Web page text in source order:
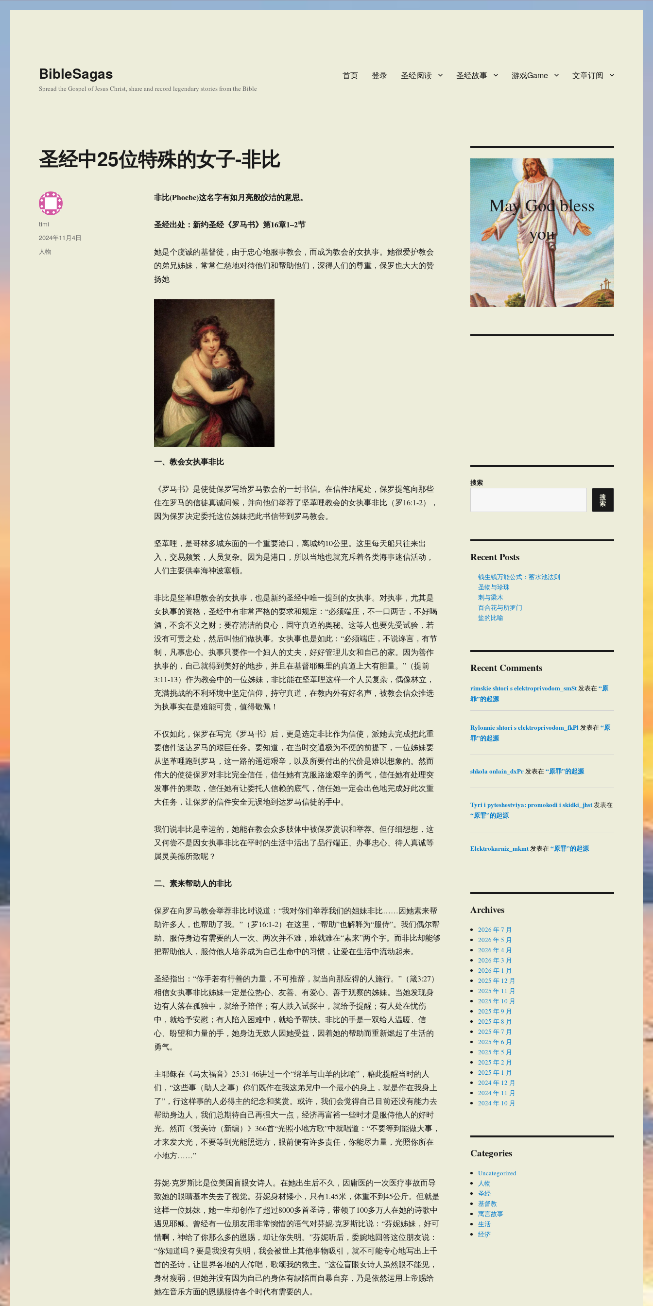
BibleSagas
Spread the Gospel of Jesus Christ, share and record legendary stories from the Bible
首页 登录 圣经阅读 圣经故事 游戏Game 文章订阅
圣经中25位特殊的女子-非比
非比(Phoebe)这名字有如月亮般皎洁的意思。
圣经出处：新约圣经《罗马书》第16章1–2节
她是个虔诚的基督徒，由于忠心地服事教会，而成为教会的女执事。她很爱护教会
的弟兄姊妹，常常仁慈地对待他们和帮助他们，深得人们的尊重，保罗也大大的赞
扬她
一、教会女执事非比
《罗马书》是使徒保罗写给罗马教会的一封书信。在信件结尾处，保罗提笔向那些
住在罗马的信徒真诚问候，并向他们举荐了坚革哩教会的女执事非比（罗16:1-2），
因为保罗决定委托这位姊妹把此书信带到罗马教会。
坚革哩，是哥林多城东面的一个重要港口，离城约10公里。这里每天船只往来出
入，交易频繁，人员复杂。因为是港口，所以当地也就充斥着各类海事迷信活动，
人们主要供奉海神波塞顿。
非比是坚革哩教会的女执事，也是新约圣经中唯一提到的女执事。对执事，尤其是
女执事的资格，圣经中有非常严格的要求和规定：“必须端庄，不一口两舌，不好喝
酒，不贪不义之财；要存清洁的良心，固守真道的奥秘。这等人也要先受试验，若
没有可责之处，然后叫他们做执事。女执事也是如此：“必须端庄，不说谗言，有节
制，凡事忠心。执事只要作一个妇人的丈夫，好好管理儿女和自己的家。因为善作
执事的，自己就得到美好的地步，并且在基督耶稣里的真道上大有胆量。”（提前
3:11-13）作为教会中的一位姊妹，非比能在坚革哩这样一个人员复杂，偶像林立，
充满挑战的不利环境中坚定信仰，持守真道，在教内外有好名声，被教会信众推选
为执事实在是难能可贵，值得敬佩！
不仅如此，保罗在写完《罗马书》后，更是选定非比作为信使，派她去完成把此重
要信件送达罗马的艰巨任务。要知道，在当时交通极为不便的前提下，一位姊妹要
从坚革哩跑到罗马，这一路的遥远艰辛，以及所要付出的代价是难以想象的。然而
伟大的使徒保罗对非比完全信任，信任她有克服路途艰辛的勇气，信任她有处理突
发事件的果敢，信任她有让委托人信赖的底气，信任她一定会出色地完成好此次重
大任务，让保罗的信件安全无误地到达罗马信徒的手中。
我们说非比是幸运的，她能在教会众多肢体中被保罗赏识和举荐。但仔细想想，这
又何尝不是因女执事非比在平时的生活中活出了品行端正、办事忠心、待人真诚等
属灵美德所致呢？
二、素来帮助人的非比
保罗在向罗马教会举荐非比时说道：“我对你们举荐我们的姐妹非比……因她素来帮
助许多人，也帮助了我。”（罗16:1-2）在这里，“帮助”也解释为“服侍”。我们偶尔帮
助、服侍身边有需要的人一次、两次并不难，难就难在“素来”两个字。而非比却能够
把帮助他人，服侍他人培养成为自己生命中的习惯，让爱在生活中流动起来。
圣经指出：“你手若有行善的力量，不可推辞，就当向那应得的人施行。”（箴3:27）
相信女执事非比姊妹一定是位热心、友善、有爱心、善于观察的姊妹。当她发现身
边有人落在孤独中，就给予陪伴；有人跌入试探中，就给予提醒；有人处在忧伤
中，就给予安慰；有人陷入困难中，就给予帮扶。非比的手是一双给人温暖、信
心、盼望和力量的手，她身边无数人因她受益，因着她的帮助而重新燃起了生活的
勇气。
主耶稣在《马太福音》25:31-46讲过一个“绵羊与山羊的比喻”，藉此提醒当时的人
们，“这些事（助人之事）你们既作在我这弟兄中一个最小的身上，就是作在我身上
了”，行这样事的人必得主的纪念和奖赏。或许，我们会觉得自己目前还没有能力去
帮助身边人，我们总期待自己再强大一点，经济再富裕一些时才是服侍他人的好时
光。然而《赞美诗（新编）》366首“光照小地方歌”中就唱道：“不要等到能做大事，
才来发大光，不要等到光能照远方，眼前便有许多责任，你能尽力量，光照你所在
小地方……”
芬妮·克罗斯比是位美国盲眼女诗人。在她出生后不久，因庸医的一次医疗事故而导
致她的眼睛基本失去了视觉。芬妮身材矮小，只有1.45米，体重不到45公斤。但就是
这样一位姊妹，她一生却创作了超过8000多首圣诗，带领了100多万人在她的诗歌中
遇见耶稣。曾经有一位朋友用非常惋惜的语气对芬妮·克罗斯比说：“芬妮姊妹，好可
惜啊，神给了你那么多的恩赐，却让你失明。”芬妮听后，委婉地回答这位朋友说：
“你知道吗？要是我没有失明，我会被世上其他事物吸引，就不可能专心地写出上千
首的圣诗，让世界各地的人传唱，歌颂我的救主。”这位盲眼女诗人虽然眼不能见，
身材瘦弱，但她并没有因为自己的身体有缺陷而自暴自弃，乃是依然运用上帝赐给
她在音乐方面的恩赐服侍各个时代有需要的人。
作
者
timi
发
布
于
2024年11月4日
分
人物
May God bless
you
搜索
搜
索
Recent Posts
钱生钱万能公式：蓄水池法则
圣物与珍珠
刺与梁木
百合花与所罗门
盐的比喻
Recent Comments
rimskie shtori s elektroprivodom_smSt发表在“原
罪”的起源
Rylonnie shtori s elektroprivodom_fkPl发表在“原
罪”的起源
shkola onlain_dxPr发表在“原罪”的起源
Tyri i pyteshestviya: promokodi i skidki_jhst发表在
“原罪”的起源
Elektrokarniz_mkmt发表在“原罪”的起源
Archives
2026 年 7 月
2026 年 5 月
2026 年 4 月
2026 年 3 月
2026 年 1 月
2025 年 12 月
2025 年 11 月
2025 年 10 月
2025 年 9 月
2025 年 8 月
2025 年 7 月
2025 年 6 月
2025 年 5 月
2025 年 2 月
2025 年 1 月
2024 年 12 月
2024 年 11 月
2024 年 10 月
Categories
Uncategorized
人物
圣经
基督教
寓言故事
生活
经济